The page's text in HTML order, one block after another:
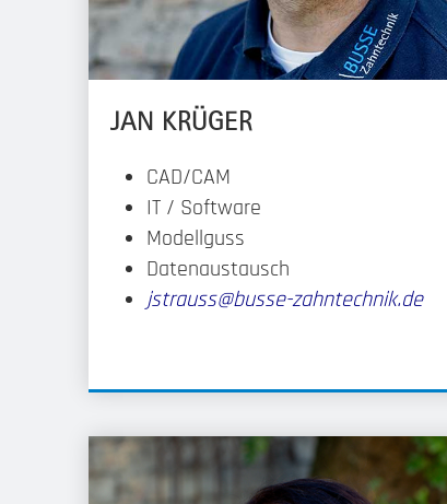
JAN KRÜGER
CAD/CAM
IT / Software
Modellguss
Datenaustausch
jstrauss@busse-zahntechnik.de